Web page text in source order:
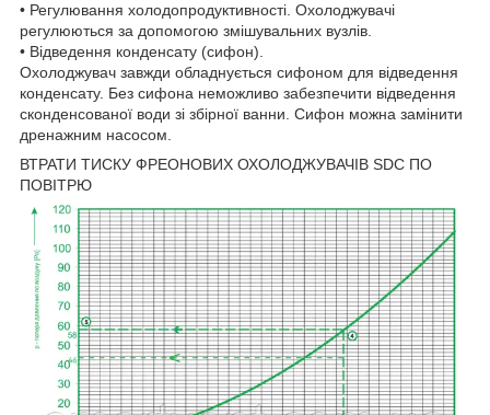
• Регулювання холодопродуктивності. Охолоджувачі
регулюються за допомогою змішувальних вузлів.
• Відведення конденсату (сифон).
Охолоджувач завжди обладнується сифоном для відведення
конденсату. Без сифона неможливо забезпечити відведення
сконденсованої води зі збірної ванни. Сифон можна замінити
дренажним насосом.
ВТРАТИ ТИСКУ ФРЕОНОВИХ ОХОЛОДЖУВАЧІВ SDC ПО
ПОВІТРЮ